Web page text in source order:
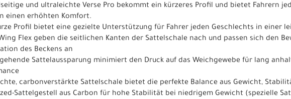
und ultraleichte Verse Pro bekommt ein kürzeres Profil und bietet Fahrern
einen erhöhten Komfort.
Profil bietet eine gezielte Unterstützung für Fahrer jeden Geschlechts in einer
Flex geben die seitlichen Kanten der Sattelschale nach und passen sich den
des Beckens an
Sattelaussparung minimiert den Druck auf das Weichgewebe für lang
carbonverstärkte Sattelschale bietet die perfekte Balance aus Gewicht,
Sattelgestell aus Carbon für hohe Stabilität bei niedrigem Gewicht (spezielle